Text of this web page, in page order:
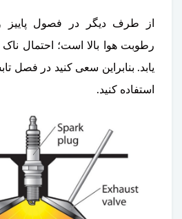
از طرف دیگر در فصول پاییز
رطوبت هوا بالا است؛ احتمال
یابد. بنابراین سعی کنید در فصل
استفاده کنید.